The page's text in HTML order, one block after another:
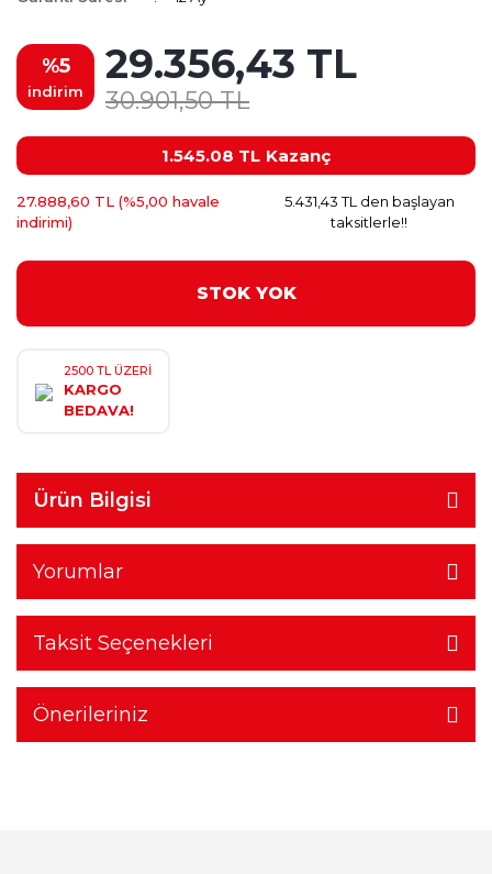
%5
indirim
29.356,43 TL
30.901,50 TL
1.545.08 TL Kazanç
27.888,60 TL (%5,00 havale
indirimi)
5.431,43 TL den başlayan
taksitlerle!!
STOK YOK
2500 TL ÜZERİ
KARGO
BEDAVA!
Ürün Bilgisi
Yorumlar
Taksit Seçenekleri
Önerileriniz